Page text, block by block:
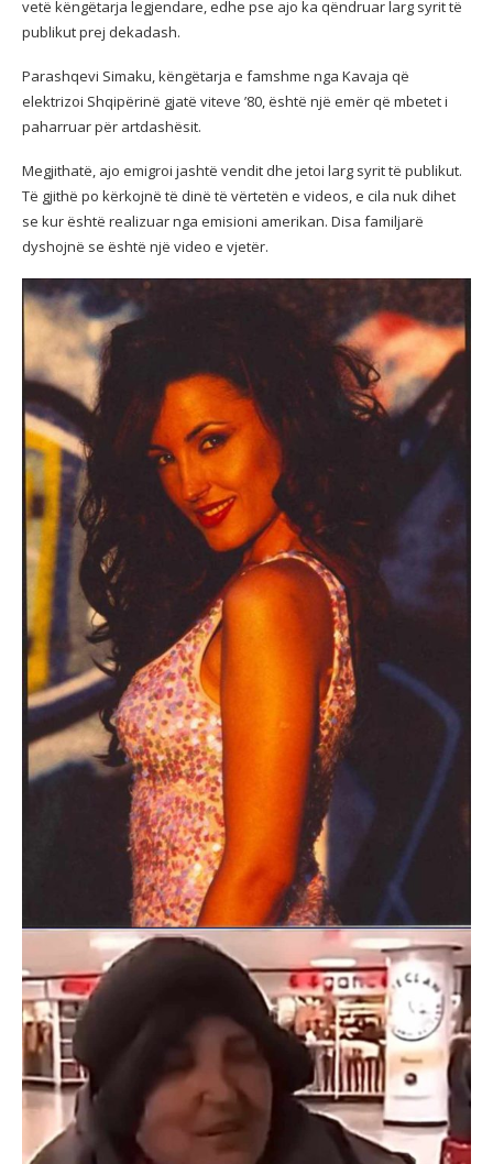
vetë këngëtarja legjendare, edhe pse ajo ka qëndruar larg syrit të
publikut prej dekadash.
Parashqevi Simaku, këngëtarja e famshme nga Kavaja që
elektrizoi Shqipërinë gjatë viteve ’80, është një emër që mbetet i
paharruar për artdashësit.
Megjithatë, ajo emigroi jashtë vendit dhe jetoi larg syrit të publikut.
Të gjithë po kërkojnë të dinë të vërtetën e videos, e cila nuk dihet
se kur është realizuar nga emisioni amerikan. Disa familjarë
dyshojnë se është një video e vjetër.